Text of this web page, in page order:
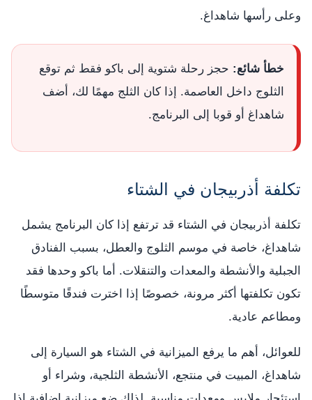
وعلى رأسها شاهداغ.
خطأ شائع: حجز رحلة شتوية إلى باكو فقط ثم توقع
الثلوج داخل العاصمة. إذا كان الثلج مهمًا لك، أضف
شاهداغ أو قوبا إلى البرنامج.
تكلفة أذربيجان في الشتاء
تكلفة أذربيجان في الشتاء قد ترتفع إذا كان البرنامج يشمل
شاهداغ، خاصة في موسم الثلوج والعطل، بسبب الفنادق
الجبلية والأنشطة والمعدات والتنقلات. أما باكو وحدها فقد
تكون تكلفتها أكثر مرونة، خصوصًا إذا اخترت فندقًا متوسطًا
ومطاعم عادية.
للعوائل، أهم ما يرفع الميزانية في الشتاء هو السيارة إلى
شاهداغ، المبيت في منتجع، الأنشطة الثلجية، وشراء أو